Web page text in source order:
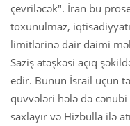
çevriləcək". İran bu
toxunulmaz,
limitlərinə dair daimi
Saziş atəşkəsi açıq
edir. Bunun İsrail üçün
qüvvələri hələ də
saxlayır və Hizbulla ilə